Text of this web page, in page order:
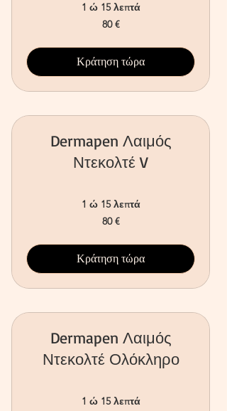
1 ώ 15 λεπτά
80 €
Κράτηση τώρα
Dermapen Λαιμός
Ντεκολτέ V
1 ώ 15 λεπτά
80 €
Κράτηση τώρα
Dermapen Λαιμός
Ντεκολτέ Ολόκληρο
1 ώ 15 λεπτά